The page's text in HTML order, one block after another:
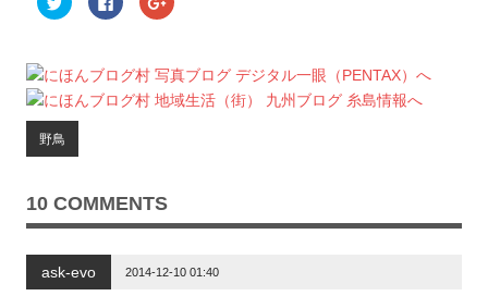
リ
T
i
r
有
(
新
し
ウ
ィ
ン
a
o
で
ク
リ
ッ
ク
く
リ
て
G
o
o
(
新
し
ィ
野鳥
10 COMMENTS
ask-evo 2014-12-10 01:40